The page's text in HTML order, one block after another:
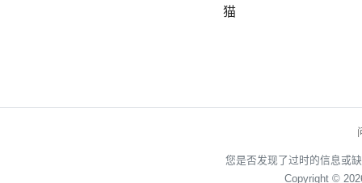
猫
您是否发现了过时的信息或
Copyright ©